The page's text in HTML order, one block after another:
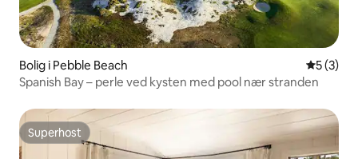
Bolig i Pebble Beach 5 ud af 5
5 (3)
Spanish Bay – perle ved kysten med pool nær stranden
Superhost
Superhost